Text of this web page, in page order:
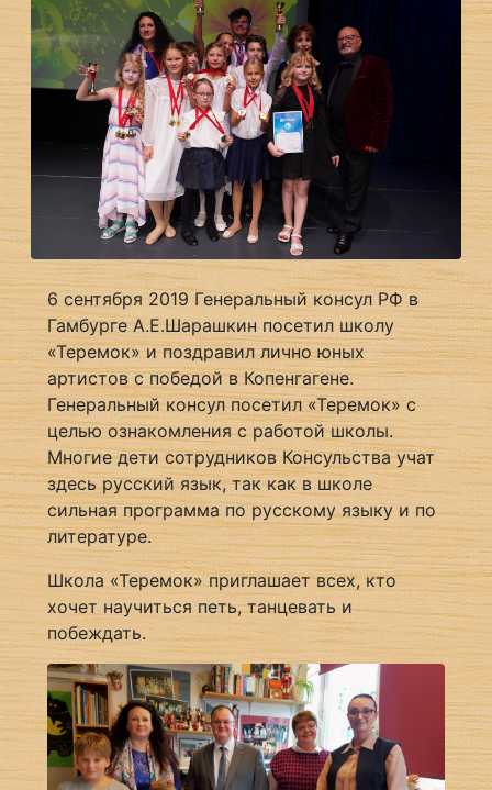
6 сентября 2019 Генеральный консул РФ в
Гамбурге А.Е.Шарашкин посетил школу
«Теремок» и поздравил лично юных
артистов с победой в Копенгагене.
Генеральный консул посетил «Теремок» с
целью ознакомления с работой школы.
Многие дети сотрудников Консульства учат
здесь русский язык, так как в школе
сильная программа по русскому языку и по
литературе.
Школа «Теремок» приглашает всех, кто
хочет научиться петь, танцевать и
побеждать.